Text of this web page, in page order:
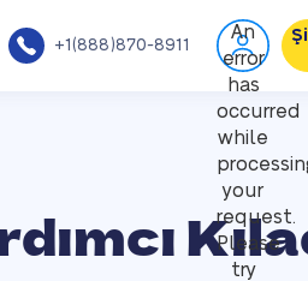
+1(888)870-8911
An
error
has
occurred
while
your
request.
Please
try